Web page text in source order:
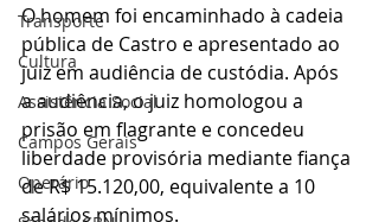
Transporte
Cultura
Assistência Social
Campos Gerais
Operário
O homem foi encaminhado à cadeia
pública de Castro e apresentado ao
juiz em audiência de custódia. Após
a audiência, o juiz homologou a
prisão em flagrante e concedeu
liberdade provisória mediante fiança
de R$ 15.120,00, equivalente a 10
salários mínimos.